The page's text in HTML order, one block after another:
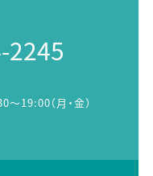
2245
～19:00（月・金）